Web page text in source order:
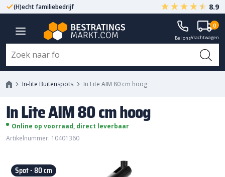
(H)echt familiebedrijf Gegarandeerd A-kwaliteit
8.9
Bel onsVrachtwagen
0
In-lite Buitenspots In Lite AIM 80 cm hoog
In Lite AIM 80 cm hoog
Online op voorraad, direct leverbaar
Artikelnummer: 10401360
Spot - 80 cm
In Lite AIM 80 cm hoog